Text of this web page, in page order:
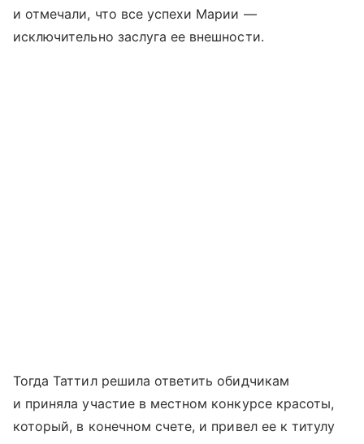
и отмечали, что все успехи Марии —
исключительно заслуга ее внешности.
Тогда Таттил решила ответить обидчикам
и приняла участие в местном конкурсе красоты,
который, в конечном счете, и привел ее к титулу